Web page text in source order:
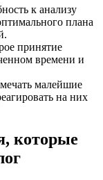
к анализу
плана
принятие
времени и
малейшие
на них
которые